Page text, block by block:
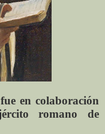
en colaboración
romano de